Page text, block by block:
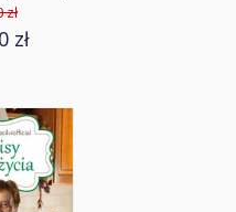
zł
zł